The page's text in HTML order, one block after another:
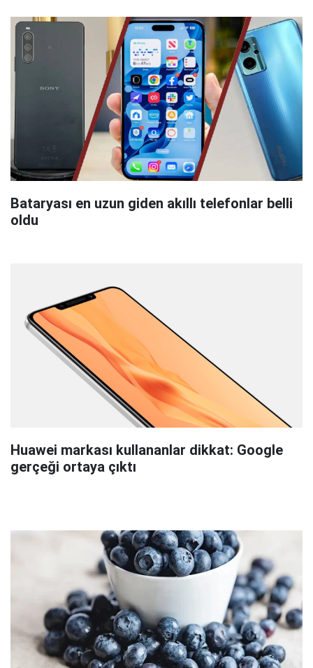
Bataryası en uzun giden akıllı telefonlar belli
oldu
Huawei markası kullananlar dikkat: Google
gerçeği ortaya çıktı